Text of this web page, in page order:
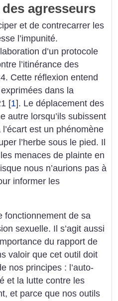
agresseurs
et de contrecarrer les
l’impunité.
d’un protocole
l’itinérance des
Cette réflexion entend
dans la
[1]. Le déplacement des
autre lorsqu’ils subissent
est un phénomène
l’herbe sous le pied. Il
menaces de plainte en
nous n’aurions pas à
informer les
fonctionnement de sa
sexuelle. Il s’agit aussi
du rapport de
valoir que cet outil doit
nos principes : l’auto-
et la lutte contre les
et parce que nos outils